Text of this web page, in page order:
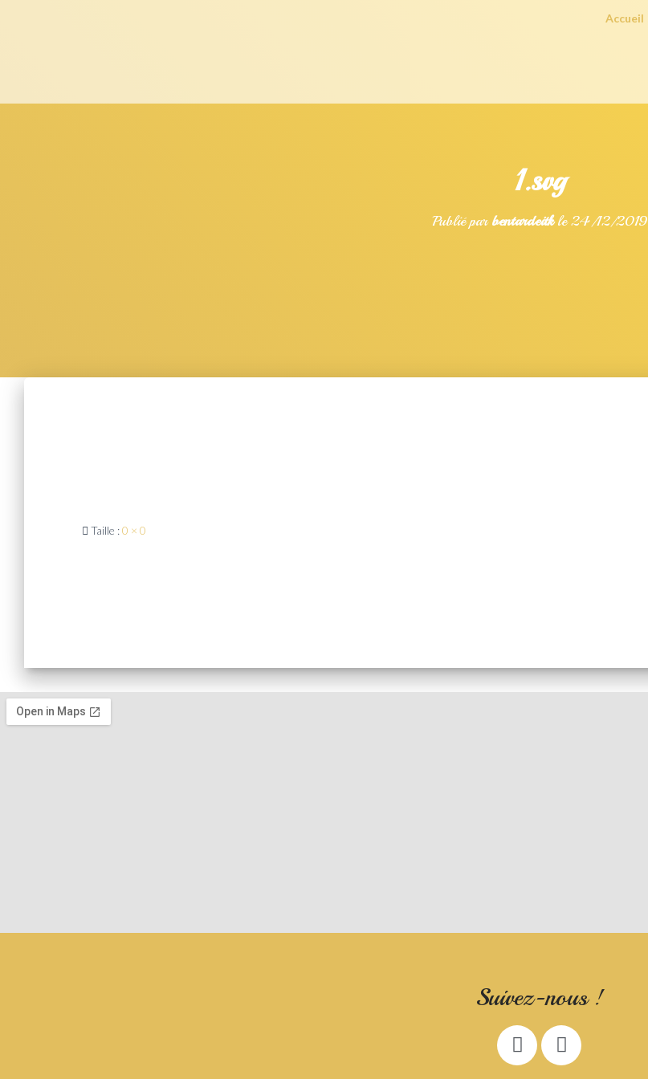
Accueil
1.svg
Publié parbentardeitkle24/12/2019
Taille :0 × 0
Suivez-nous !